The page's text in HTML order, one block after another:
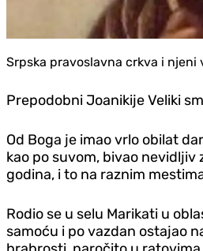
Srpska pravoslavna crkva i njeni
Prepodobni Joanikije Veliki
Od Boga je imao vrlo obilat
kao po suvom, bivao
godina, i to na raznim
Rodio se u selu Marikati u
samoću i po vazdan ostajao